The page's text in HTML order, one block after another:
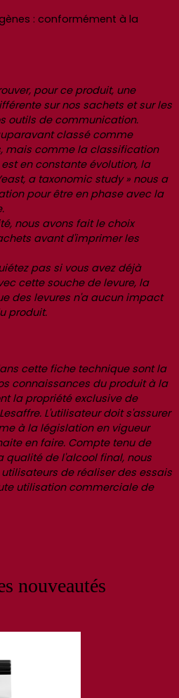
: conformément à la
pour ce produit, une
sur nos sachets et sur les
outils de communication.
classé comme
mais comme la classification
en constante évolution, la
a taxonomic study » nous a
pour être en phase avec la
nous avons fait le choix
avant d'imprimer les
pas si vous avez déjà
cette souche de levure, la
des levures n'a aucun impact
produit.
cette fiche technique sont la
connaissances du produit à la
la propriété exclusive de
L'utilisateur doit s'assurer
à la législation en vigueur
en faire. Compte tenu de
qualité de l'alcool final, nous
de réaliser des essais
utilisation commerciale de
nouveautés